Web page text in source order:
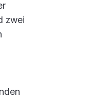
zwei